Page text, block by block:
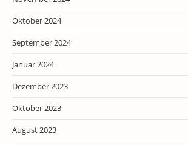
Oktober 2024
September 2024
Januar 2024
Dezember 2023
Oktober 2023
August 2023